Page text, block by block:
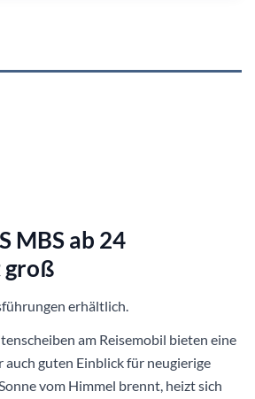
MBS ab 24
groß
erhältlich.
am Reisemobil bieten eine
auch guten Einblick für neugierige
vom Himmel brennt, heizt sich